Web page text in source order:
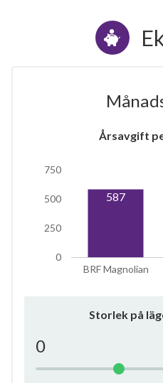
Årsavgift
BRF Magnolian
0
250
500
750
587
Storlek på
0